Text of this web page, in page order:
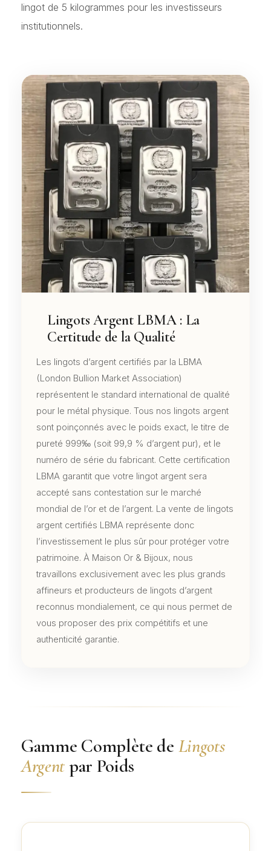
lingot de 5 kilogrammes pour les investisseurs
institutionnels.
Lingots Argent LBMA : La
Certitude de la Qualité
Les lingots d’argent certifiés par la LBMA
(London Bullion Market Association)
représentent le standard international de qualité
pour le métal physique. Tous nos lingots argent
sont poinçonnés avec le poids exact, le titre de
pureté 999‰ (soit 99,9 % d’argent pur), et le
numéro de série du fabricant. Cette certification
LBMA garantit que votre lingot argent sera
accepté sans contestation sur le marché
mondial de l’or et de l’argent. La vente de lingots
argent certifiés LBMA représente donc
l’investissement le plus sûr pour protéger votre
patrimoine. À Maison Or & Bijoux, nous
travaillons exclusivement avec les plus grands
affineurs et producteurs de lingots d’argent
reconnus mondialement, ce qui nous permet de
vous proposer des prix compétitifs et une
authenticité garantie.
Gamme Complète de Lingots
Argentpar Poids